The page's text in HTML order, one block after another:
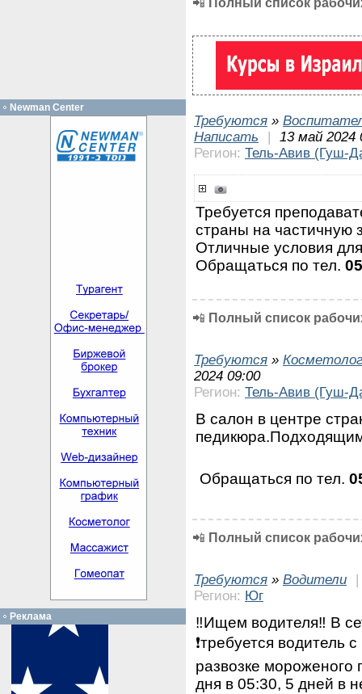
Требуются »
Написать
|
13 май 2024
Регион: Тель-Авив (Гуш-
Требуется
страны на частичную
Отличные условия
Обращаться по тел.
📲 Полный список
Требуются »
2024 09:00
Регион: Тель-Авив (Гуш-
В салон в центре
Обращаться по тел.
📲 Полный список
Требуются » Водители
|
Регион: Юг
‼️Ищем водителя‼️ В
❗требуется водитель
развозке мороженого
дня в 05:30, 5 дней в
Newman Center
Реклама